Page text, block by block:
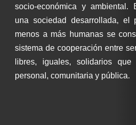
socio-económica y ambiental.
una sociedad desarrollada, el
menos a más humanas se
sistema de cooperación entre
libres, iguales, solidarios
personal, comunitaria y pública.